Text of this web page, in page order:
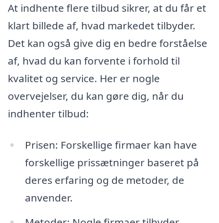
At indhente flere tilbud sikrer, at du får et
klart billede af, hvad markedet tilbyder.
Det kan også give dig en bedre forståelse
af, hvad du kan forvente i forhold til
kvalitet og service. Her er nogle
overvejelser, du kan gøre dig, når du
indhenter tilbud:
Prisen: Forskellige firmaer kan have
forskellige prissætninger baseret på
deres erfaring og de metoder, de
anvender.